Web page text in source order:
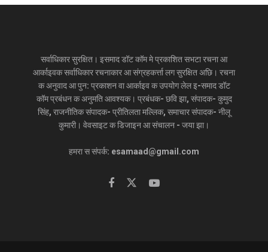
सर्वाधिकार सुरक्षित। इसमाद डॉट कॉम मे प्रकाशित सभटा रचना आ
आर्काइवक सर्वाधिकार रचनाकार आ संग्रहकर्त्ता लग सुरक्षित अछि। रचना
क अनुवाद आ पुन: प्रकाशन वा आर्काइव क उपयोग लेल इ-समाद डॉट
कॉम प्रबंधन क अनुमति आवश्यक। प्रबंधक- छवि झा, संपादक- कुमुद
सिंह, राजनीतिक संपादक- प्रीतिलता मल्लिक, समाचार संपादक- नीलू
कुमारी। वेवसाइट क डिजाइन आ संचालन - जया झा।
हमरा स संपर्क: esamaad@gmail.com